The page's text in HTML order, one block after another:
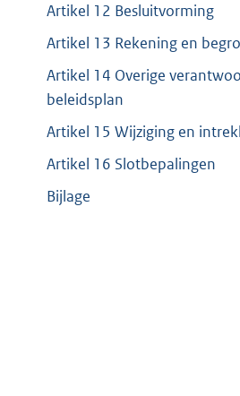
Artikel 12 Besluitvorming
Artikel 13 Rekening en
Artikel 14 Overige
beleidsplan
Artikel 15 Wijziging en
Artikel 16 Slotbepalingen
Bijlage